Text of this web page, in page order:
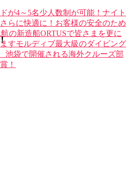
が4～5名少人数制が可能！ ナイト
らに快適に！ お客様の安全のため
航の新造船ORTUSで皆さまを更に
すモルディブ最大級のダイビング
池袋で開催される海外クルーズ部
！